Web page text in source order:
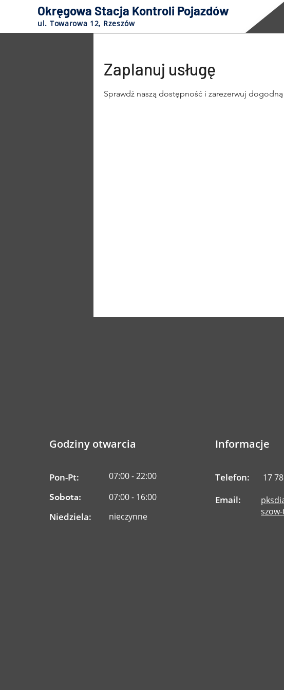
Okręgowa Stacja Kontroli Pojazdów
ul. Towarowa 12, Rzeszów
Zaplanuj usługę
Sprawdź naszą dostępność i zarezerwuj
Godziny otwarcia
Pon-Pt: 07:00 - 22:00
Sobota: 07:00 - 16:00
Niedziela: nieczynne
Informacje
Telefon: 17
Email: